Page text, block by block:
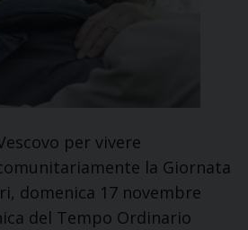
per vivere
la Giornata
domenica 17 novembre
del Tempo Ordinario